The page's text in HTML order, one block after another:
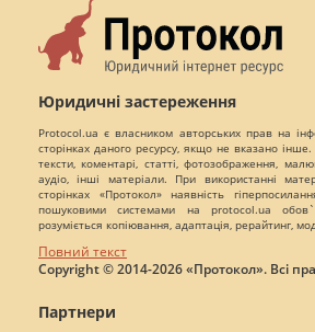
Юридичні застереження
Protocol.ua є власником авторських прав на
сторінках даного ресурсу, якщо не вказано
тексти, коментарі, статті, фотозображення,
аудіо, інші матеріали. При використанні
сторінках «Протокол» наявність
пошуковими системами на protocol.ua
розуміється копіювання, адаптація, рерайтинг,
Повний текст
Copyright © 2014-2026 «Протокол». Всі
Партнери